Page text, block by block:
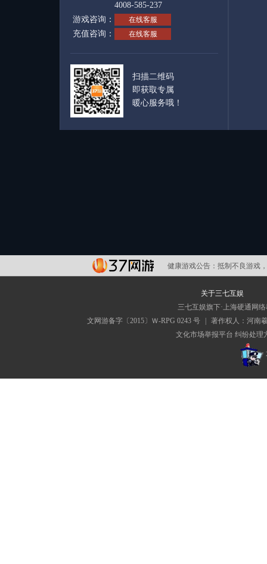
4008-585-237
游戏咨询：
在线客服
充值咨询： 在线客服
扫描二维码
即获取专属
暖心服务哦！
健康游戏公告： 抵制不良游戏
关于三七互娱
三七互娱旗下·上海硬通网
文网游备字〔2015〕Ｗ-RPG 0243 号
著作权人：河南
文化市场举报平台 纠纷处理